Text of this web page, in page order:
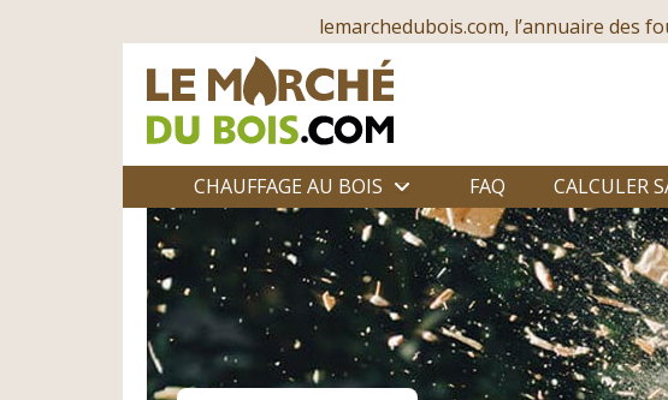
lemarchedubois.com, l’annuaire des
CHAUFFAGE AU BOIS FAQ CALCULER